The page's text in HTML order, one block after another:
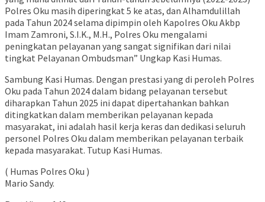
Polres Oku masih diperingkat 5 ke atas, dan Alhamdulillah
pada Tahun 2024 selama dipimpin oleh Kapolres Oku Akbp
Imam Zamroni, S.I.K., M.H., Polres Oku mengalami
peningkatan pelayanan yang sangat signifikan dari nilai
tingkat Pelayanan Ombudsman” Ungkap Kasi Humas.
Sambung Kasi Humas. Dengan prestasi yang di peroleh Polres
Oku pada Tahun 2024 dalam bidang pelayanan tersebut
diharapkan Tahun 2025 ini dapat dipertahankan bahkan
ditingkatkan dalam memberikan pelayanan kepada
masyarakat, ini adalah hasil kerja keras dan dedikasi seluruh
personel Polres Oku dalam memberikan pelayanan terbaik
kepada masyarakat. Tutup Kasi Humas.
( Humas Polres Oku )
Mario Sandy.